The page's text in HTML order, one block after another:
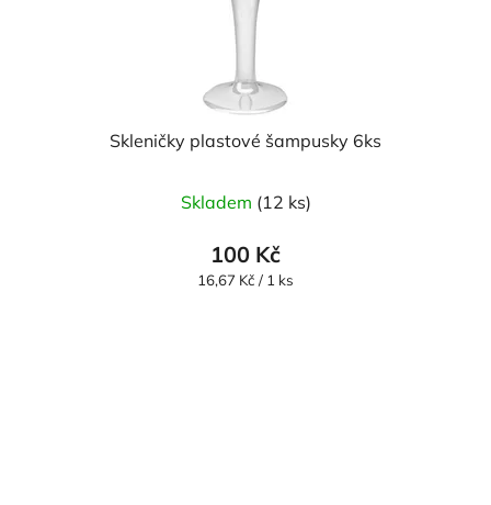
Skleničky plastové šampusky 6ks
Skladem (12 ks)
100 Kč
Měrná
16,67 Kč / 1 ks